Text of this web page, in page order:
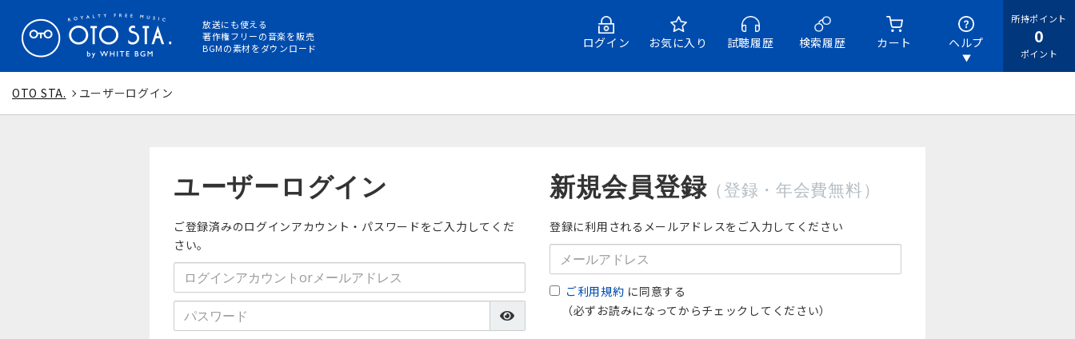
放送にも使える
著作権フリーの音楽を販売
BGMの素材をダウンロード
所持ポイント
0
ポイント
ログイン お気に入り 試聴履歴 検索履歴 カート ヘルプ
OTO STA. ユーザーログイン
ユーザーログイン
ご登録済みのログインアカウント・パスワードをご入力してくだ
さい。
新規会員登録（登録・年会費無料）
登録に利用されるメールアドレスをご入力してください
ご利用規約 に同意する
（必ずお読みになってからチェックしてください）